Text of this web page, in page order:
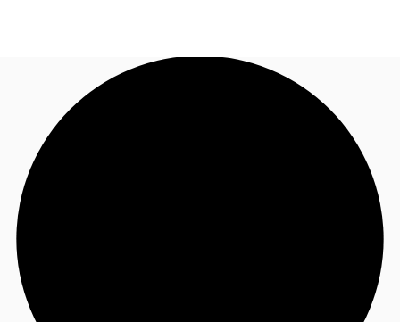
オフィス・事務所
倉庫・物流センター
お電話